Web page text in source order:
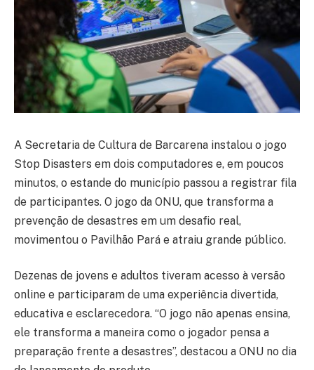
A Secretaria de Cultura de Barcarena instalou o jogo
Stop Disasters em dois computadores e, em poucos
minutos, o estande do município passou a registrar fila
de participantes. O jogo da ONU, que transforma a
prevenção de desastres em um desafio real,
movimentou o Pavilhão Pará e atraiu grande público.
Dezenas de jovens e adultos tiveram acesso à versão
online e participaram de uma experiência divertida,
educativa e esclarecedora. “O jogo não apenas ensina,
ele transforma a maneira como o jogador pensa a
preparação frente a desastres”, destacou a ONU no dia